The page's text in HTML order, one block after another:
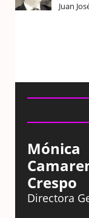
Juan
Mónica
Crespo
Directora